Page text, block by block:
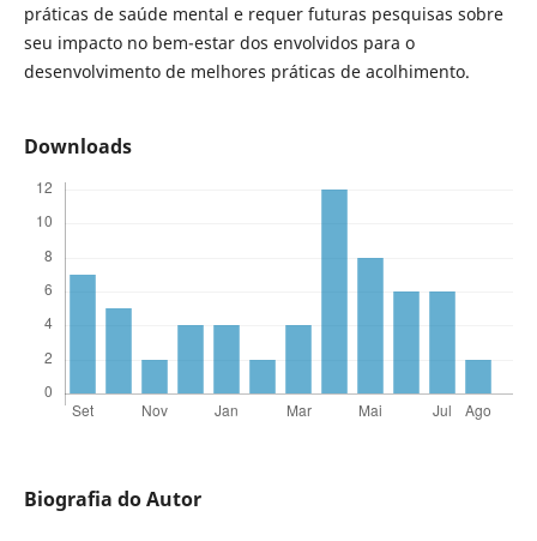
práticas de saúde mental e requer futuras pesquisas sobre
seu impacto no bem-estar dos envolvidos para o
desenvolvimento de melhores práticas de acolhimento.
Downloads
Biografia do Autor